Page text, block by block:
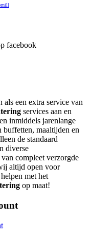
facebook
als een extra service van
services aan en
inmiddels jarenlange
buffetten, maaltijden en
de standaard
diverse
compleet verzorgde
altijd open voor
met het
op maat!